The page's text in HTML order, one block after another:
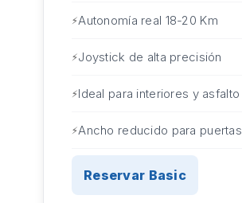
Autonomía real 18-20 Km
Joystick de alta precisión
Ideal para interiores y asfalto
Ancho reducido para puertas
Reservar Basic